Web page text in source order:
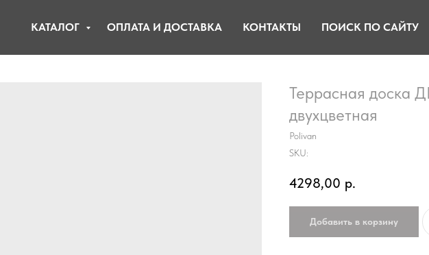
КАТАЛОГ ОПЛАТА И ДОСТАВКА КОНТАКТЫ ПОИСК ПО САЙТУ
Террасная доска
двухцветная
Polivan
SKU:
4298,00 р.
Добавить в корзину